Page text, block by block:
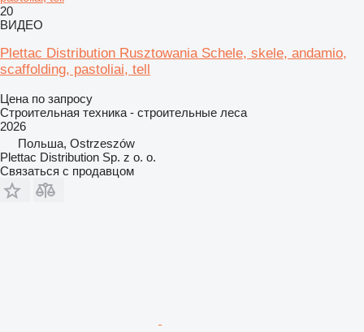
20
ВИДЕО
Plettac Distribution Rusztowania Schele, skele, andamio,
scaffolding, pastoliai, tell
Цена по запросу
Строительная техника - строительные леса
2026
Польша, Ostrzeszów
Plettac Distribution Sp. z o. o.
Связаться с продавцом